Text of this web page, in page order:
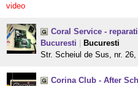
video
Coral Service -
Bucuresti
Bucuresti
Str. Scheiul de Sus, nr.
Corina Club - After